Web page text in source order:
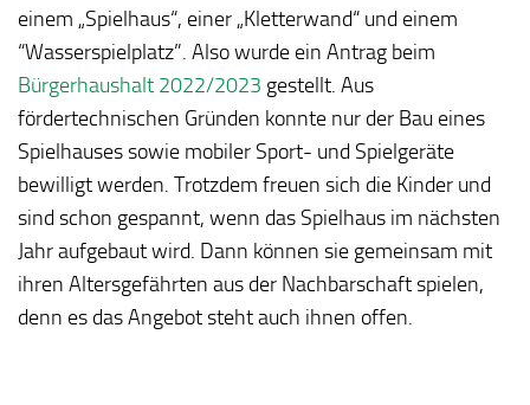
einem „Spielhaus“, einer „Kletterwand“ und einem
“Wasserspielplatz”. Also wurde ein Antrag beim
Bürgerhaushalt 2022/2023 gestellt. Aus
fördertechnischen Gründen konnte nur der Bau eines
Spielhauses sowie mobiler Sport- und Spielgeräte
bewilligt werden. Trotzdem freuen sich die Kinder und
sind schon gespannt, wenn das Spielhaus im nächsten
Jahr aufgebaut wird. Dann können sie gemeinsam mit
ihren Altersgefährten aus der Nachbarschaft spielen,
denn es das Angebot steht auch ihnen offen.